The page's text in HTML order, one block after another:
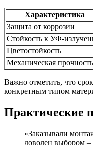
Характеристика
Защита от коррозии
Стойкость к УФ-
Цветостойкость
Механическая прочность
Важно отметить, что
конкретным типом
Практические
«Заказывали
доволен выбором –